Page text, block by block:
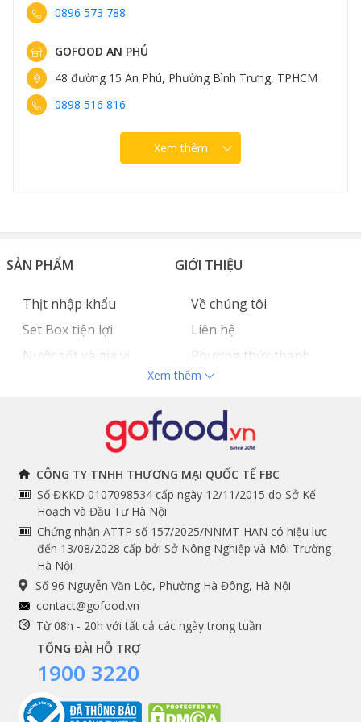
TPHCM
GOFOOD NGUYỄN VĂN LỘC
96 Nguyễn Văn Lộc, Phường Hà Đông,
SẢN PHẨM
Thịt nhập khẩu
Set Box tiện lợi
Nước sốt và gia vị
GIỚI THIỆU
Về chúng tôi
Liên hệ
Phương thức thanh
toán
Tuyển dụng
THÔNG TIN
Chính sách và quy định
chung
Hướng dẫn đặt hàng
Cam kết chất lượng
THEO DÕI NGAY
Facebook
Instagram
Youtube
Tiktok
Shopee
DỊCH VỤ
Xem thêm
CÔNG TY TNHH THƯƠNG MẠI QUỐC TẾ FBC
Số ĐKKD 0107098534 cấp ngày 12/11/2015 do Sở Kế
Hoạch và Đầu Tư Hà Nội
Chứng nhận ATTP số 157/2025/NNMT-HAN có hiệu lực
đến 13/08/2028 cấp bởi Sở Nông Nghiệp và Môi Trường
Hà Nội
Số 96 Nguyễn Văn Lộc, Phường Hà Đông, Hà Nội
contact@gofood.vn
Từ 08h - 20h với tất cả các ngày trong tuần
TỔNG ĐÀI HỖ TRỢ
1900 3220